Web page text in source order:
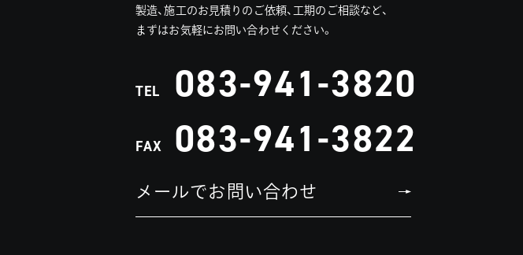
製造、施工のお見積りのご依頼、工期のご相談など、
まずはお気軽にお問い合わせください。
TEL 083-941-3820
FAX 083-941-3822
メールでお問い合わせ